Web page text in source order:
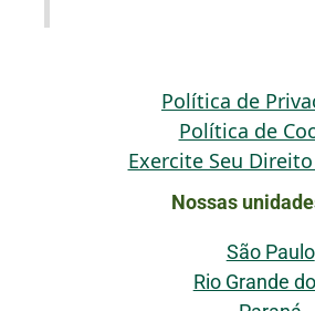
Política de
Política de
Exercite Seu
Nossas
São Paulo
Rio Grande